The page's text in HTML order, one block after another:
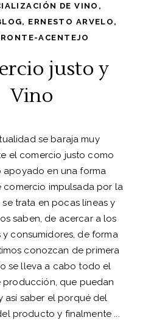
DE VINO ,
, ERNESTO ARVELO ,
ACENTEJO
justo y
Vino
se baraja muy
el comercio justo como
apoyado en una forma
comercio impulsada por la
se trata en pocas líneas y
saben, de acercar a los
consumidores, de forma
conozcan de primera
se lleva a cabo todo el
producción, que puedan
así saber el porqué del
producto y finalmente